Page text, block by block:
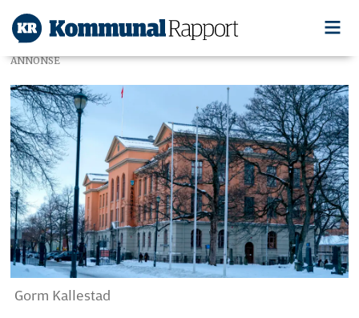
ANNONSE
Gorm Kallestad